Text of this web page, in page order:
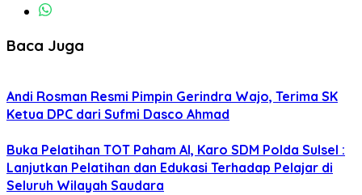
Baca Juga
Andi Rosman Resmi Pimpin Gerindra Wajo, Terima SK
Ketua DPC dari Sufmi Dasco Ahmad
Buka Pelatihan TOT Paham AI, Karo SDM Polda Sulsel :
Lanjutkan Pelatihan dan Edukasi Terhadap Pelajar di
Seluruh Wilayah Saudara